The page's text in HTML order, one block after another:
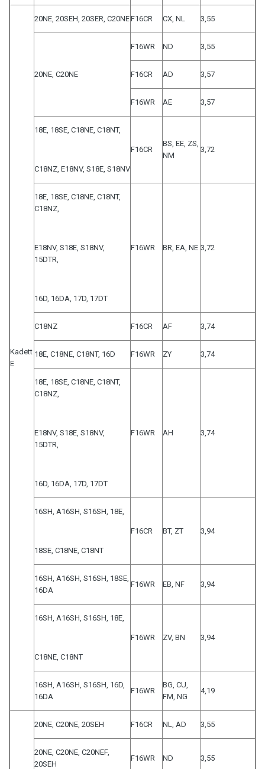
Kadett
E
20NE, 20SEH, 20SER, C20NEF16CR CX, NL 3,55
20NE, C20NE
F16WR ND 3,55
F16CR AD 3,57
F16WR AE 3,57
18E, 18SE, C18NE, C18NT,
C18NZ, E18NV, S18E, S18NV
F16CR
BS, EE, ZS,
NM
3,72
18E, 18SE, C18NE, C18NT,
C18NZ,
E18NV, S18E, S18NV,
15DTR,
16D, 16DA, 17D, 17DT
F16WR BR, EA, NE 3,72
C18NZ F16CR AF 3,74
18E, C18NE, C18NT, 16D F16WR ZY 3,74
18E, 18SE, C18NE, C18NT,
C18NZ,
E18NV, S18E, S18NV,
15DTR,
16D, 16DA, 17D, 17DT
F16WR AH 3,74
16SH, A16SH, S16SH, 18E,
18SE, C18NE, C18NT
F16CR BT, ZT 3,94
16SH, A16SH, S16SH, 18SE,
16DA
F16WR EB, NF 3,94
16SH, A16SH, S16SH, 18E,
C18NE, C18NT
F16WR ZV, BN 3,94
16SH, A16SH, S16SH, 16D,
16DA
F16WR
BG, CU,
FM, NG
4,19
20NE, C20NE, 20SEH F16CR NL, AD 3,55
20NE, C20NE, C20NEF,
20SEH
F16WR ND 3,55